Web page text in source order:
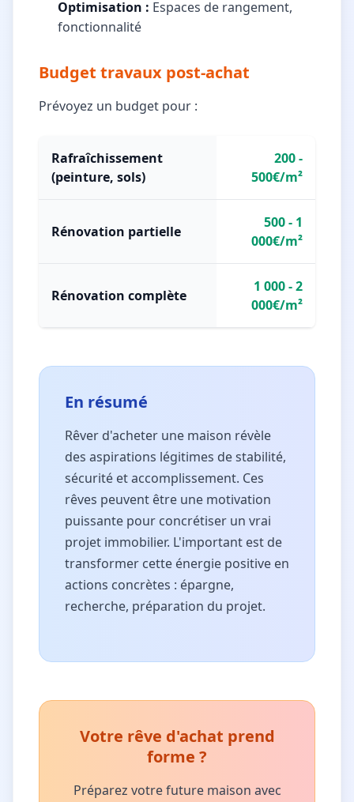
Optimisation : Espaces de rangement,
fonctionnalité
Budget travaux post-achat
Prévoyez un budget pour :
Rafraîchissement
(peinture, sols)
200 -
500€/m²
Rénovation partielle
500 - 1
000€/m²
Rénovation complète
1 000 - 2
000€/m²
En résumé
Rêver d'acheter une maison révèle
des aspirations légitimes de stabilité,
sécurité et accomplissement. Ces
rêves peuvent être une motivation
puissante pour concrétiser un vrai
projet immobilier. L'important est de
transformer cette énergie positive en
actions concrètes : épargne,
recherche, préparation du projet.
Votre rêve d'achat prend
forme ?
Préparez votre future maison avec